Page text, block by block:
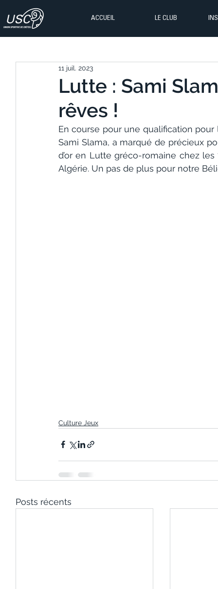
ACCUEIL LE CLUB
Lutte : Sami
rêves !
11 juil. 2023
En course pour une qualification
Sami Slama, a marqué de précieux
d’or en Lutte gréco-romaine chez
Algérie. Un pas de plus pour notre
Culture Jeux
Posts récents